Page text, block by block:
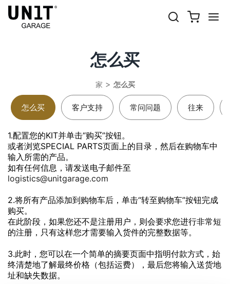
怎么买
家 怎么买
怎么买 客户支持 常问问题 往来
1.配置您的KIT并单击“购买”按钮。
或者浏览SPECIAL PARTS页面上的目录，然后在购物车中
输入所需的产品。
如有任何信息，请发送电子邮件至
logistics@unitgarage.com
2.将所有产品添加到购物车后，单击“转至购物车”按钮完成
购买。
在此阶段，如果您还不是注册用户，则会要求您进行非常短
的注册，只有这样您才需要输入货件的完整数据等。
3.此时，您可以在一个简单的摘要页面中指明付款方式，始
终清楚地了解最终价格（包括运费），最后您将输入送货地
址和缺失数据。